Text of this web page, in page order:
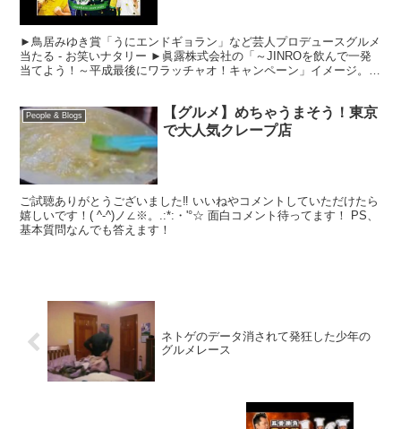
►鳥居みゆき賞「うにエンドギョラン」など芸人プロデュースグルメ
当たる - お笑いナタリー ►眞露株式会社の「～JINROを飲んで一発
当てよう！～平成最後にワラッチャオ！キャンペーン」イメージ。
People & Blogs
【グルメ】めちゃうまそう！東京
で大人気クレープ店
ご試聴ありがとうございました‼ いいねやコメントしていただけたら
嬉しいです！( ^-^)ノ∠※。.:*:・'°☆ 面白コメント待ってます！ PS、
基本質問なんでも答えます！
ネトゲのデータ消されて発狂した少年の
グルメレース